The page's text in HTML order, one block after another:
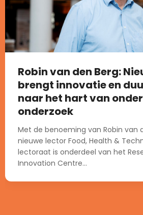
Robin van den Berg:
brengt innovatie en
naar het hart van
onderzoek
Met de benoeming van Robin van
nieuwe lector Food, Health &
lectoraat is onderdeel van het
Innovation Centre...